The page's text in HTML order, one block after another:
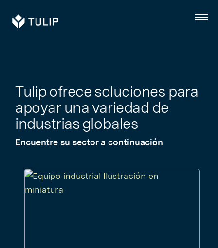
Tulip Menú
las
que
servimos
Tulip ofrece soluciones para
apoyar una variedad de
industrias globales
Encuentre su sector a continuación